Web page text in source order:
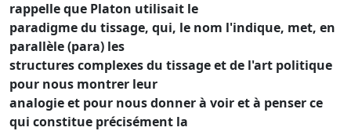
rappelle que Platon utilisait le
paradigme du tissage, qui, le nom l'indique, met, en
parallèle (para) les
structures complexes du tissage et de l'art politique
pour nous montrer leur
analogie et pour nous donner à voir et à penser ce
qui constitue précisément la